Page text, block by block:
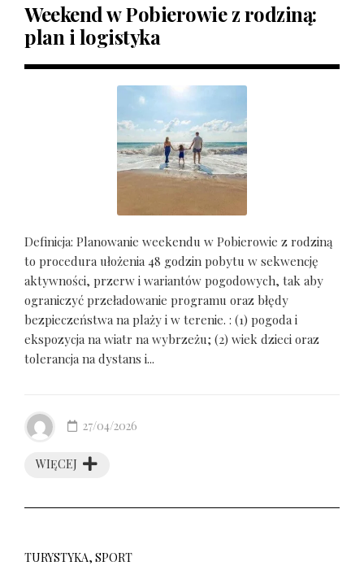
Weekend w Pobierowie z rodziną:
plan i logistyka
Definicja: Planowanie weekendu w Pobierowie z rodziną
to procedura ułożenia 48 godzin pobytu w sekwencję
aktywności, przerw i wariantów pogodowych, tak aby
ograniczyć przeładowanie programu oraz błędy
bezpieczeństwa na plaży i w terenie. : (1) pogoda i
ekspozycja na wiatr na wybrzeżu; (2) wiek dzieci oraz
tolerancja na dystans i...
WIĘCEJ
27/04/2026
TURYSTYKA, SPORT